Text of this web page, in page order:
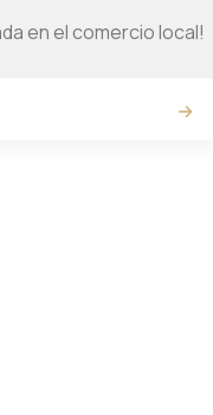
en el comercio local!